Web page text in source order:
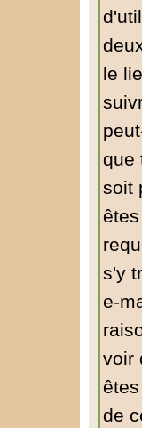
le
que
soit
s'y
e-
voir
de